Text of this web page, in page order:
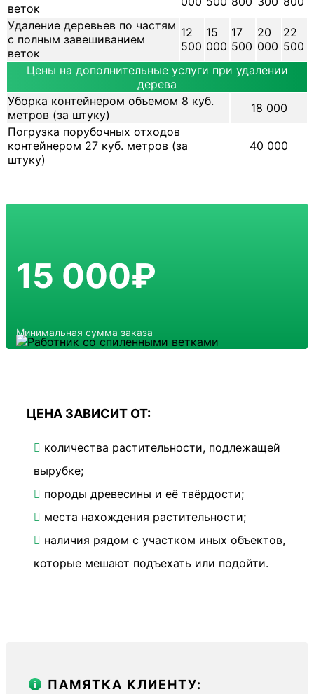
веток
Удаление деревьев по частям
с полным завешиванием
веток
12
500
15
000
17
500
20
000
22
500
Цены на дополнительные услуги при удалении
дерева
Уборка контейнером объемом 8 куб.
метров (за штуку)
18 000
Погрузка порубочных отходов
контейнером 27 куб. метров (за
штуку)
40 000
15 000₽
Минимальная сумма заказа
ЦЕНА ЗАВИСИТ ОТ:
количества растительности, подлежащей
вырубке;
породы древесины и её твёрдости;
места нахождения растительности;
наличия рядом с участком иных объектов,
которые мешают подъехать или подойти.
ПАМЯТКА КЛИЕНТУ: